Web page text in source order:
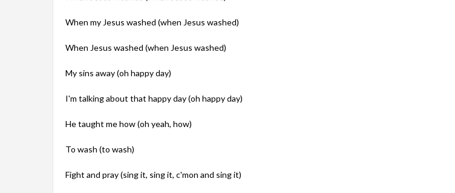
When my Jesus washed (when Jesus washed)
When Jesus washed (when Jesus washed)
My sins away (oh happy day)
I'm talking about that happy day (oh happy day)
He taught me how (oh yeah, how)
To wash (to wash)
Fight and pray (sing it, sing it, c'mon and sing it)